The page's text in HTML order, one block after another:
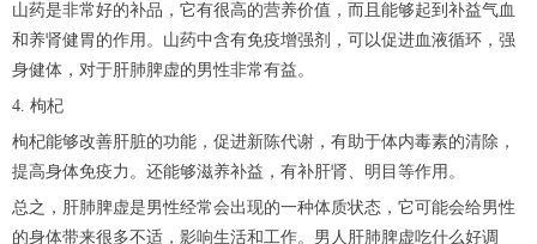
山药是非常好的补品，它有很高的营养价值，而且能够起到补益气血
和养肾健胃的作用。山药中含有免疫增强剂，可以促进血液循环，强
身健体，对于肝肺脾虚的男性非常有益。
4. 枸杞
枸杞能够改善肝脏的功能，促进新陈代谢，有助于体内毒素的清除，
提高身体免疫力。还能够滋养补益，有补肝肾、明目等作用。
总之，肝肺脾虚是男性经常会出现的一种体质状态，它可能会给男性
的身体带来很多不适，影响生活和工作。男人肝肺脾虚吃什么好调